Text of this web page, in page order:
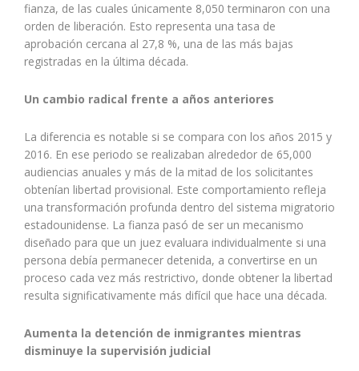
fianza, de las cuales únicamente 8,050 terminaron con una
orden de liberación. Esto representa una tasa de
aprobación cercana al 27,8 %, una de las más bajas
registradas en la última década.
Un cambio radical frente a años anteriores
La diferencia es notable si se compara con los años 2015 y
2016. En ese periodo se realizaban alrededor de 65,000
audiencias anuales y más de la mitad de los solicitantes
obtenían libertad provisional. Este comportamiento refleja
una transformación profunda dentro del sistema migratorio
estadounidense. La fianza pasó de ser un mecanismo
diseñado para que un juez evaluara individualmente si una
persona debía permanecer detenida, a convertirse en un
proceso cada vez más restrictivo, donde obtener la libertad
resulta significativamente más difícil que hace una década.
Aumenta la detención de inmigrantes mientras
disminuye la supervisión judicial